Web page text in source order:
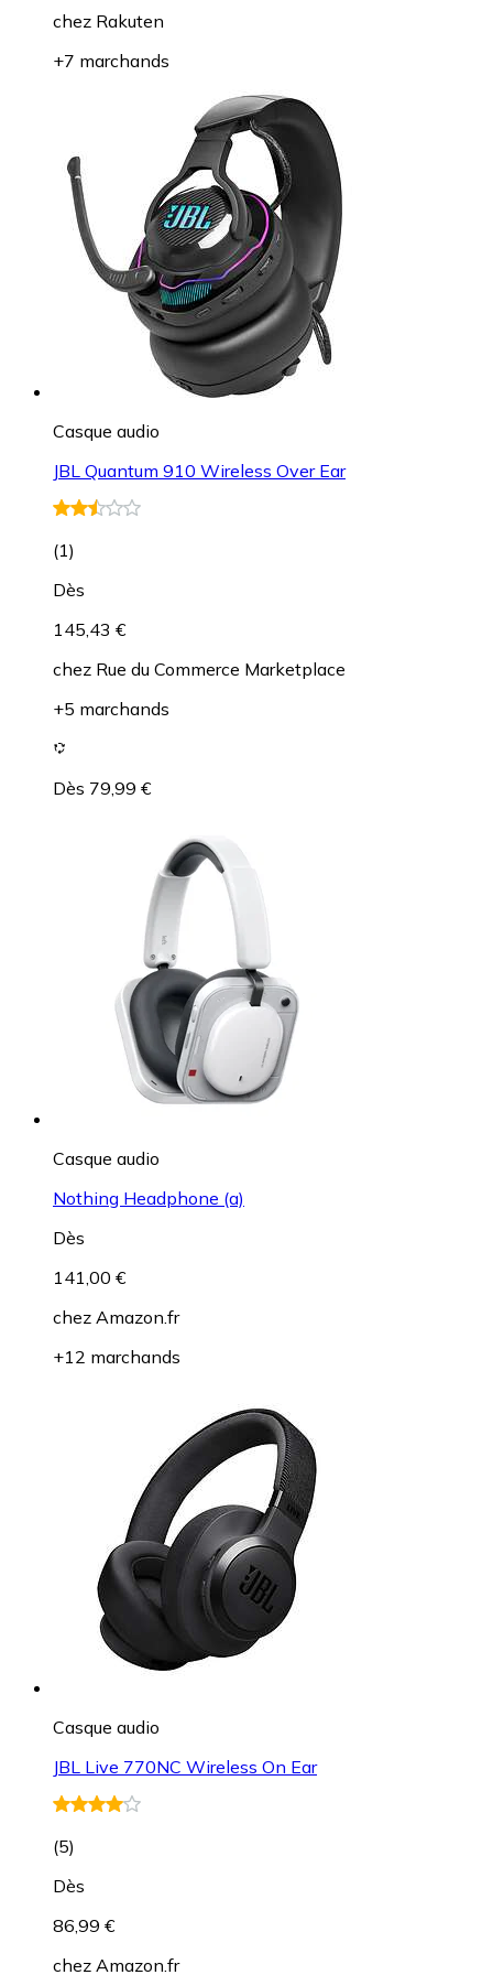
chez Rakuten
+7 marchands
Casque audio
JBL Quantum 910 Wireless Over Ear
(1)
Dès
145,43 €
chez Rue du Commerce Marketplace
+5 marchands
Dès 79,99 €
Casque audio
Nothing Headphone (a)
Dès
141,00 €
chez Amazon.fr
+12 marchands
Casque audio
JBL Live 770NC Wireless On Ear
(5)
Dès
86,99 €
chez Amazon.fr